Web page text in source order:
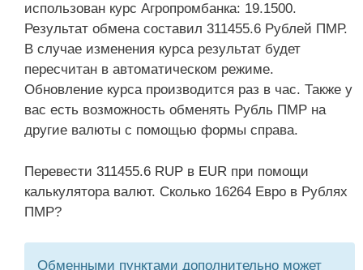
использован курс Агропромбанка: 19.1500.
Результат обмена составил 311455.6 Рублей ПМР.
В случае изменения курса результат будет
пересчитан в автоматическом режиме.
Обновление курса производится раз в час. Также у
вас есть возможность обменять Рубль ПМР на
другие валюты с помощью формы справа.
Перевести 311455.6 RUP в EUR при помощи
калькулятора валют. Сколько 16264 Евро в Рублях
ПМР?
Обменными пунктами дополнительно может